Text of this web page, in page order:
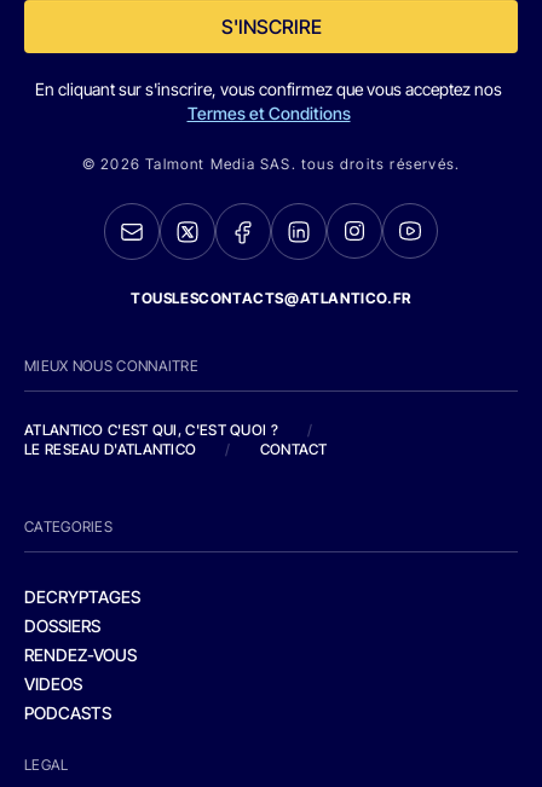
S'INSCRIRE
En cliquant sur s'inscrire, vous confirmez que vous acceptez nos
Termes et Conditions
© 2026 Talmont Media SAS. tous droits réservés.
TOUSLESCONTACTS@ATLANTICO.FR
MIEUX NOUS CONNAITRE
ATLANTICO C'EST QUI, C'EST QUOI ?
/
LE RESEAU D'ATLANTICO
/ CONTACT
CATEGORIES
DECRYPTAGES
DOSSIERS
RENDEZ-VOUS
VIDEOS
PODCASTS
LEGAL